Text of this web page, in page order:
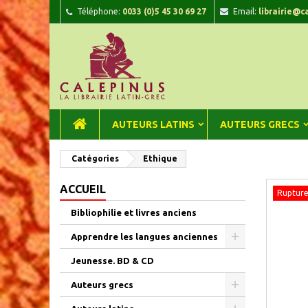
Téléphone: 0033 (0)5 45 30 69 27 Email:
AUTEURS LATINS AUTEURS GRECS
Catégories Ethique
ACCUEIL
Bibliophilie et livres anciens
Apprendre les langues anciennes
Jeunesse. BD & CD
Auteurs grecs